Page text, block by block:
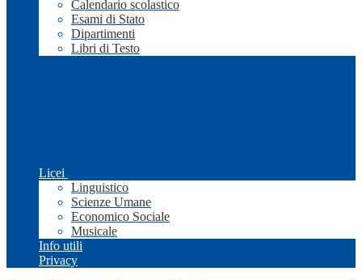
Calendario scolastico
Esami di Stato
Dipartimenti
Libri di Testo
Licei
Linguistico
Scienze Umane
Economico Sociale
Musicale
Info utili
Privacy